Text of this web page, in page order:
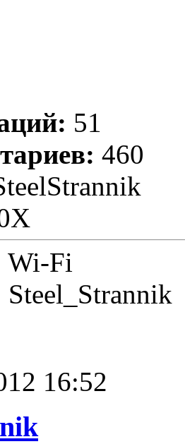
51
460
Wi-Fi
Steel_Strannik
16:52